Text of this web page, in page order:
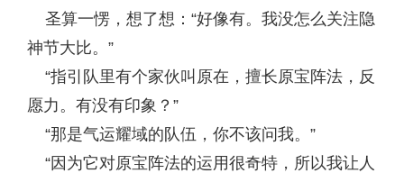
圣算一愣，想了想：“好像有。我没怎么关注隐
神节大比。”
“指引队里有个家伙叫原在，擅长原宝阵法，反
愿力。有没有印象？”
“那是气运耀域的队伍，你不该问我。”
“因为它对原宝阵法的运用很奇特，所以我让人